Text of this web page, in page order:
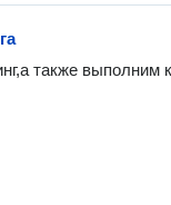
также выполним